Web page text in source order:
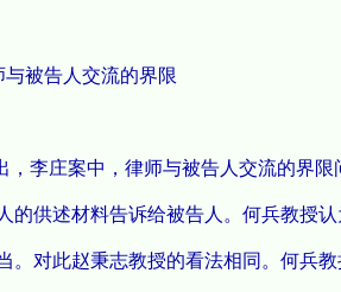
被告人交流的界限
庄案中，律师与被告人交流的界限
的供述材料告诉给被告人。何兵教授
。对此赵秉志教授的看法相同。何兵